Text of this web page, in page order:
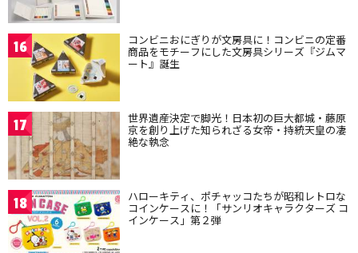
16 コンビニおにぎりが文房具に！コンビニの定番
商品をモチーフにした文房具シリーズ『ジムマ
ート』誕生
17 世界遺産決定で脚光！日本初の巨大都城・藤原
京を創り上げた知られざる女帝・持統天皇の凄
絶な執念
18 ハローキティ、ポチャッコたちが昭和レトロな
コインケースに！「サンリオキャラクターズ コ
インケース」第２弾